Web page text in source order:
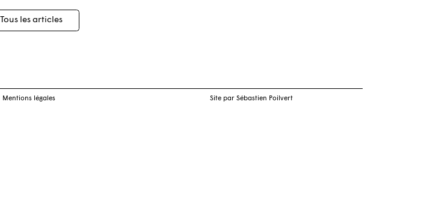
Tous les articles
Mentions légales Site par Sébastien Poilvert